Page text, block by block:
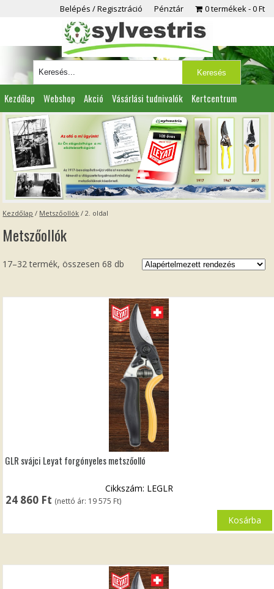
Belépés / Regisztráció Pénztár 0 termékek 0 Ft
Kezdőlap Webshop Akció Vásárlási tudnivalók Kertcentrum
Viszonteladóknak Partnereink Kapcsolat
Kezdőlap / Metszőollók / 2. oldal
Metszőollók
17–32 termék, összesen 68 db
GLR svájci Leyat forgónyeles metszőolló
24 860 Ft (nettó ár: 19 575 Ft)
Cikkszám: LEGLR
Kosárba